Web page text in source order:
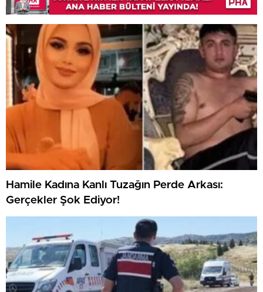
Hamile Kadına Kanlı Tuzağın Perde Arkası:
Gerçekler Şok Ediyor!